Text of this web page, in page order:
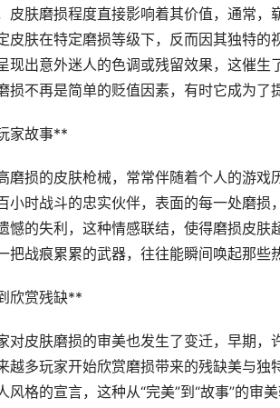
皮肤磨损程度直接影响着其价值，通常
皮肤在特定磨损等级下，反而因其独特
现出意外迷人的色调或残留效果，这催生
损不再是简单的贬值因素，有时它成为了
家故事**
磨损的皮肤枪械，常常伴随着个人的游
小时战斗的忠实伙伴，表面的每一处磨
憾的失利，这种情感联结，使得磨损皮
把战痕累累的武器，往往能瞬间唤起那些
欣赏残缺**
对皮肤磨损的审美也发生了变迁，早期
越多玩家开始欣赏磨损带来的残缺美与
风格的宣言，这种从“完美”到“故事”的审